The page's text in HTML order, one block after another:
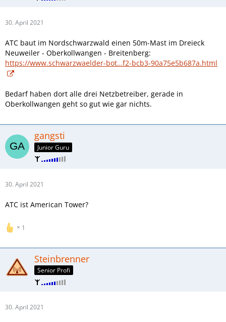
30. April 2021
ATC baut im Nordschwarzwald einen 50m-Mast im Dreieck
Neuweiler - Oberkollwangen - Breitenberg:
https://www.schwarzwaelder-bot…f2-bcb3-90a75e5b687a.html
Bedarf haben dort alle drei Netzbetreiber, gerade in
Oberkollwangen geht so gut wie gar nichts.
gangsti
Junior Guru
30. April 2021
ATC ist American Tower?
1
Steinbrenner
Senior Profi
30. April 2021